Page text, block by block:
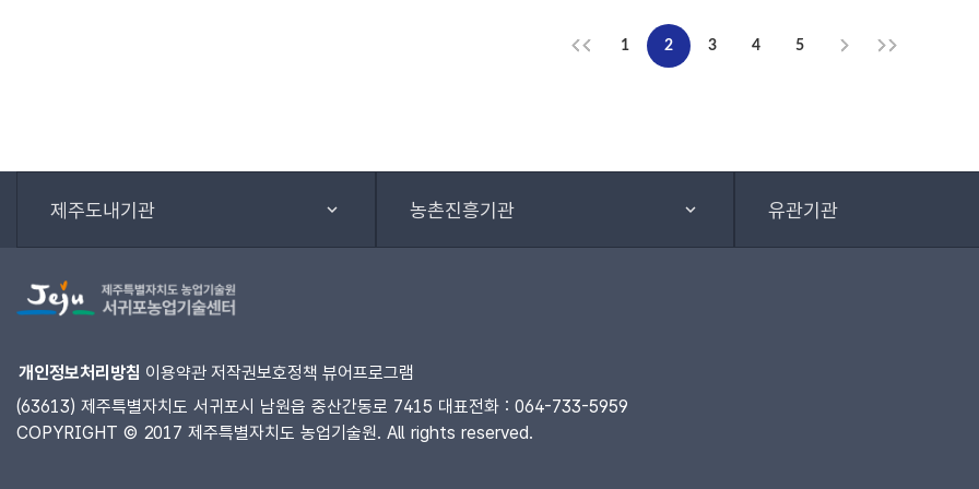
1 2 3 4 5
제주도내기관 농촌진흥기관 유관기관
개인정보처리방침 이용약관 저작권보호정책 뷰어프로그램
(63613) 제주특별자치도 서귀포시 남원읍 중산간동로 7415 대표전화 : 064-733-5959
COPYRIGHT © 2017 제주특별자치도 농업기술원. All rights reserved.